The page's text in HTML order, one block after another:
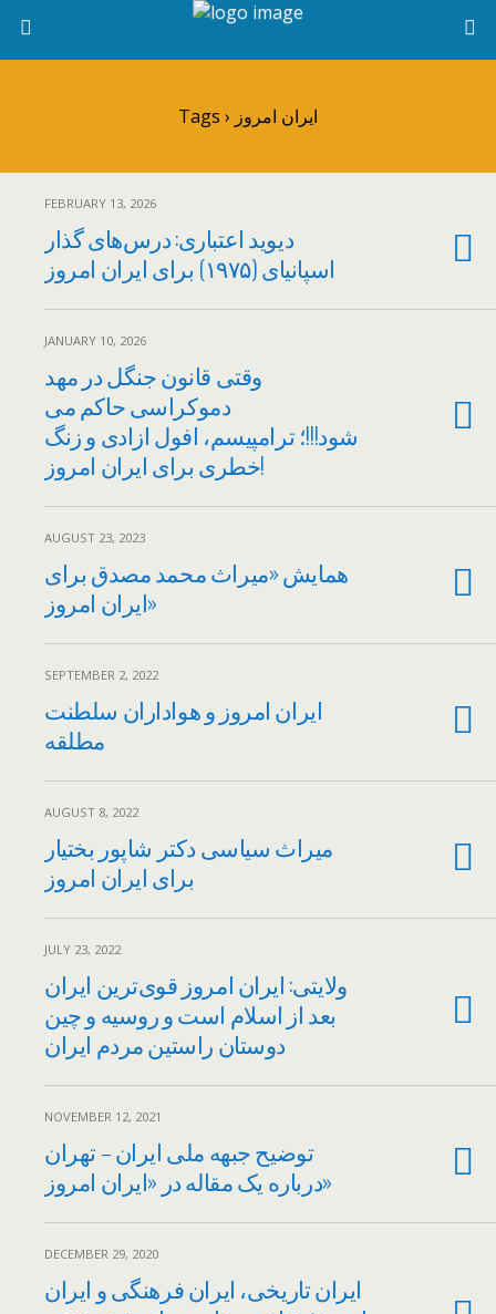
Tags › ایران امروز
FEBRUARY 13, 2026
دیوید اعتباری: درس‌های گذار
اسپانیای (۱۹۷۵) برای ایران امروز
JANUARY 10, 2026
وقتی قانون جنگل در مهد
دموکراسی حاکم می
شود!!!؛ ترامپیسم، افول ازادی و زنگ
خطری برای ایران امروز!
AUGUST 23, 2023
همایش «میراث محمد مصدق برای
ایران امروز»
SEPTEMBER 2, 2022
ایران امروز و هواداران سلطنت
مطلقه
AUGUST 8, 2022
میراث سیاسی دکتر شاپور بختیار
برای ایران امروز
JULY 23, 2022
ولایتی: ایران امروز قوی‌ترین ایران
بعد از اسلام است و روسیه و چین
دوستان راستین مردم ایران
NOVEMBER 12, 2021
توضیح جبهه ملی ایران – تهران
درباره یک مقاله در «ایران امروز»
DECEMBER 29, 2020
ایران تاریخی، ایران فرهنگی و ایران